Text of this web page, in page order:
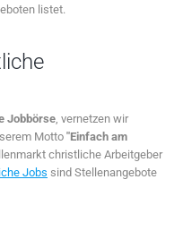
listet.
Jobbörse, vernetzen wir
Motto "Einfach am
christliche Arbeitgeber
Jobs sind Stellenangebote